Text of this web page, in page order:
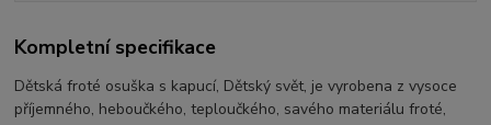
Kompletní specifikace
Dětská froté osuška s kapucí, Dětský svět, je vyrobena z vysoce
příjemného, heboučkého, teploučkého, savého materiálu froté,